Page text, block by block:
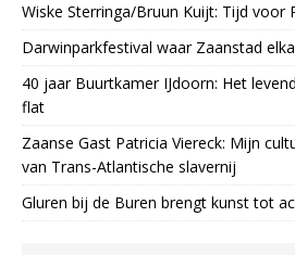
Wiske Sterringa/Bruun Kuijt: Tijd voor
Darwinparkfestival waar Zaanstad
40 jaar Buurtkamer IJdoorn: Het
flat
Zaanse Gast Patricia Viereck: Mijn
van Trans-Atlantische slavernij
Gluren bij de Buren brengt kunst tot